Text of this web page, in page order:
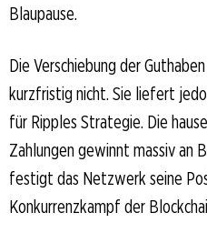
Blaupause.
Die Verschiebung der
kurzfristig nicht. Sie liefert
für Ripples Strategie. Die
Zahlungen gewinnt massiv an
festigt das Netzwerk seine
Konkurrenzkampf der